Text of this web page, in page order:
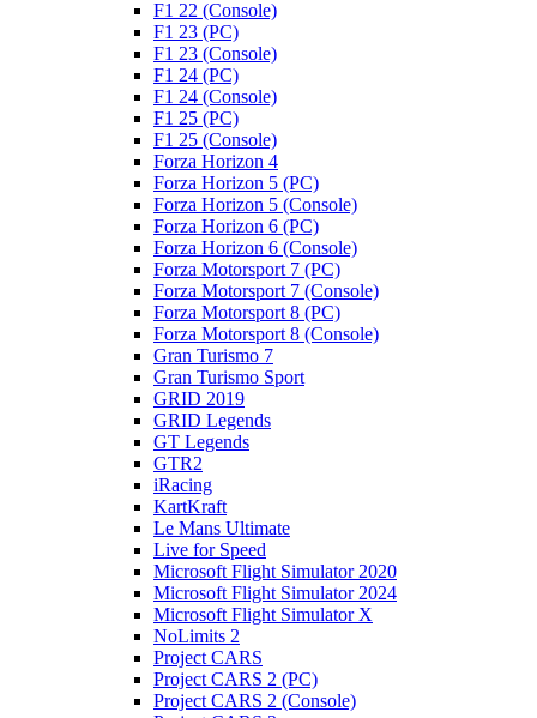
F1 22 (Console)
F1 23 (PC)
F1 23 (Console)
F1 24 (PC)
F1 24 (Console)
F1 25 (PC)
F1 25 (Console)
Forza Horizon 4
Forza Horizon 5 (PC)
Forza Horizon 5 (Console)
Forza Horizon 6 (PC)
Forza Horizon 6 (Console)
Forza Motorsport 7 (PC)
Forza Motorsport 7 (Console)
Forza Motorsport 8 (PC)
Forza Motorsport 8 (Console)
Gran Turismo 7
Gran Turismo Sport
GRID 2019
GRID Legends
GT Legends
GTR2
iRacing
KartKraft
Le Mans Ultimate
Live for Speed
Microsoft Flight Simulator 2020
Microsoft Flight Simulator 2024
Microsoft Flight Simulator X
NoLimits 2
Project CARS
Project CARS 2 (PC)
Project CARS 2 (Console)